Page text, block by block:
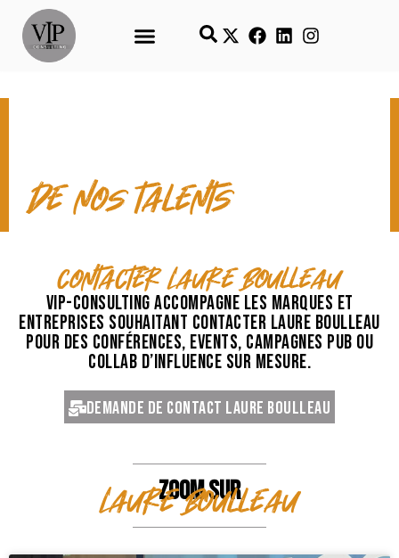
CONTACT & TEMPS FORTS
de nos talents
contacter Laure Boulleau
VIP-Consulting accompagne les marques et
entreprises souhaitant contacter Laure Boulleau
pour des conférences, events, campagnes pub ou
collab d’influence sur mesure.
Demande de contact Laure Boulleau
ZOOM SUR
Laure Boulleau